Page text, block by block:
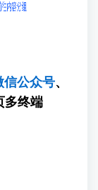
信公众号、
多终端